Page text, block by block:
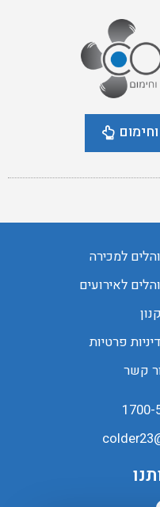
למכירה
לאירועים
פרטיות
קשר
1700-